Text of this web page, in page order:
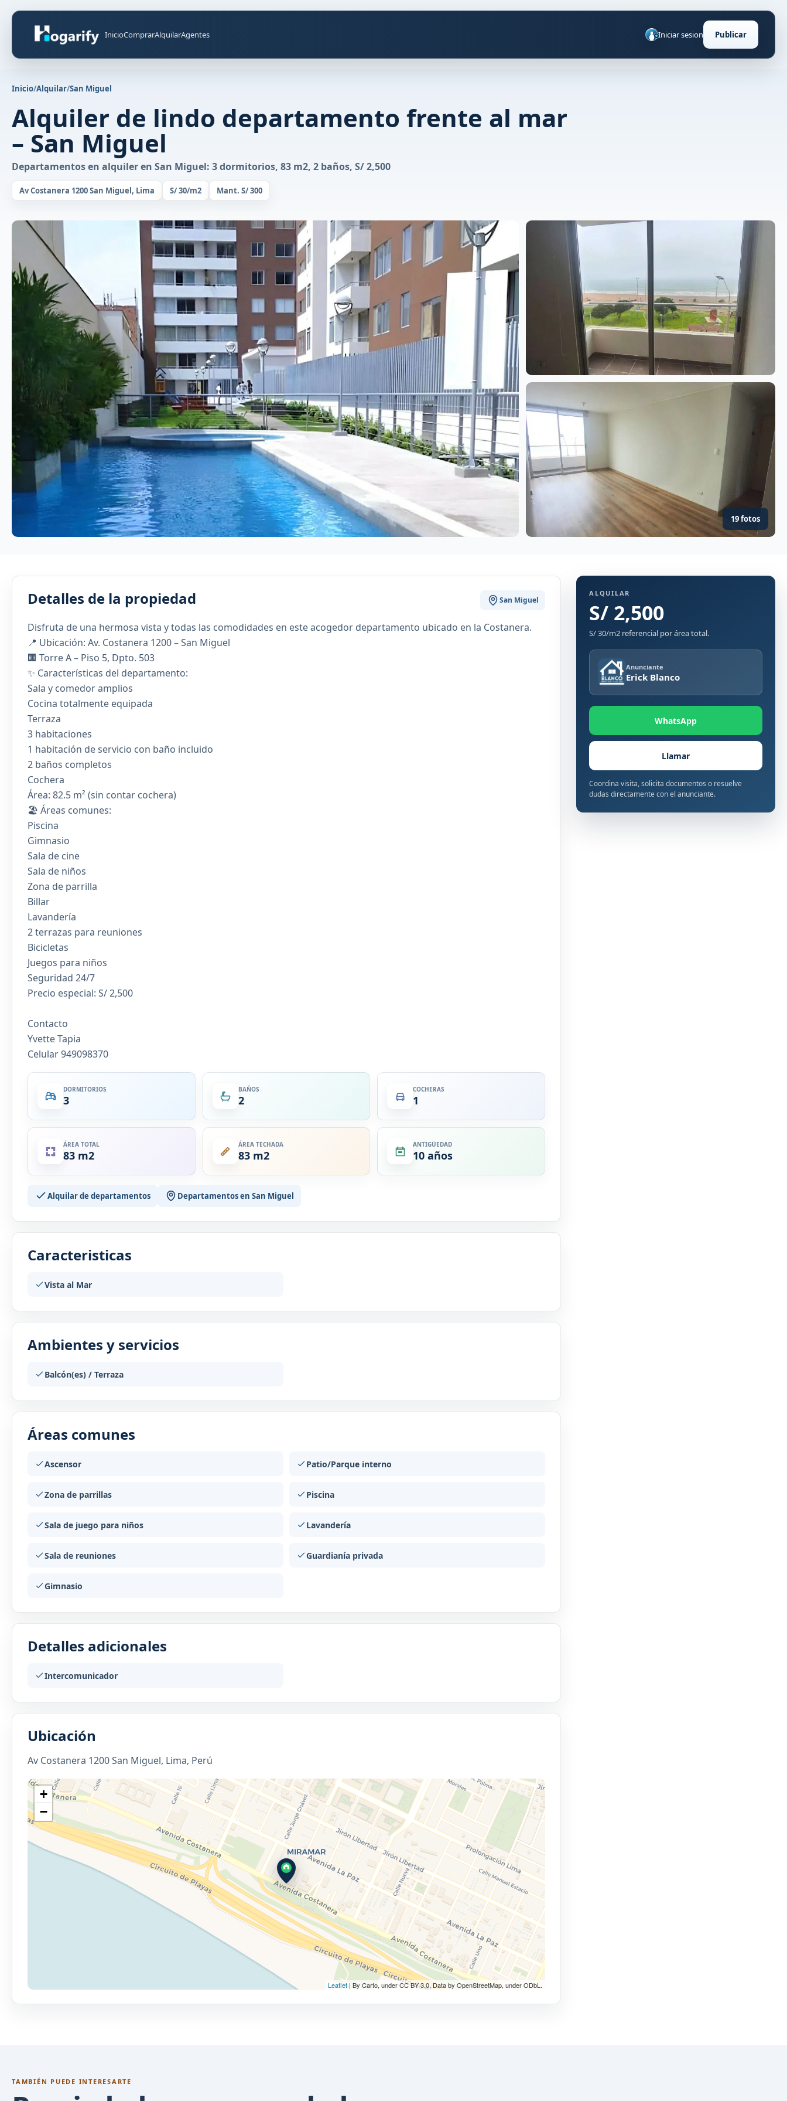
InicioComprarAlquilarAgentes Iniciar sesion Publicar
Inicio/Alquilar/San Miguel
Alquiler de lindo departamento frente al mar
– San Miguel
Departamentos en alquiler en San Miguel: 3 dormitorios, 83 m2, 2 baños, S/ 2,500
Av Costanera 1200 San Miguel, Lima S/ 30/m2 Mant. S/ 300
19 fotos
Detalles de la propiedad San Miguel
Disfruta de una hermosa vista y todas las comodidades en este acogedor departamento ubicado en la Costanera.
📍 Ubicación: Av. Costanera 1200 – San Miguel
🏢 Torre A – Piso 5, Dpto. 503
✨ Características del departamento:
Sala y comedor amplios
Cocina totalmente equipada
Terraza
3 habitaciones
1 habitación de servicio con baño incluido
2 baños completos
Cochera
Área: 82.5 m² (sin contar cochera)
🏖️ Áreas comunes:
Piscina
Gimnasio
Sala de cine
Sala de niños
Zona de parrilla
Billar
Lavandería
2 terrazas para reuniones
Bicicletas
Juegos para niños
Seguridad 24/7
Precio especial: S/ 2,500
Contacto
Yvette Tapia
Celular 949098370
DORMITORIOS
3
BAÑOS
2
COCHERAS
1
ÁREA TOTAL
83 m2
ÁREA TECHADA
83 m2
ANTIGÜEDAD
10 años
Alquilar de departamentos Departamentos en San Miguel
Caracteristicas
Vista al Mar
Ambientes y servicios
Balcón(es) / Terraza
Áreas comunes
Ascensor Patio/Parque interno
Zona de parrillas Piscina
Sala de juego para niños Lavandería
Sala de reuniones Guardianía privada
Gimnasio
Detalles adicionales
Intercomunicador
Ubicación
Av Costanera 1200 San Miguel, Lima, Perú
+
−
Leaflet | By Carto, under CC BY 3.0. Data by OpenStreetMap, under ODbL.
ALQUILAR
S/ 2,500
S/ 30/m2 referencial por área total.
Anunciante
Erick Blanco
WhatsApp
Llamar
Coordina visita, solicita documentos o resuelve
dudas directamente con el anunciante.
TAMBIÉN PUEDE INTERESARTE